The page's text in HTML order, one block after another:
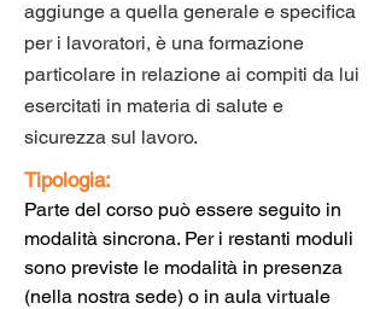
aggiunge a quella generale e specifica
per i lavoratori, è una formazione
particolare in relazione ai compiti da lui
esercitati in materia di salute e
sicurezza sul lavoro.
Tipologia:
Parte del corso può essere seguito in
modalità sincrona. Per i restanti moduli
sono previste le modalità in presenza
(nella nostra sede) o in aula virtuale